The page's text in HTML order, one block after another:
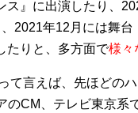
ス』に出演したり、
2021年12月には舞
たりと、多方面で様々
て言えば、先ほどの
のCM、テレビ東京系